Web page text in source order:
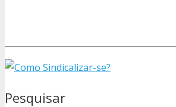
Pesquisar